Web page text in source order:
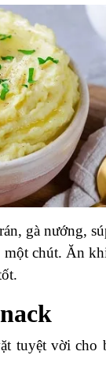
gà nướng,
chút. Ăn
tuyệt vời cho